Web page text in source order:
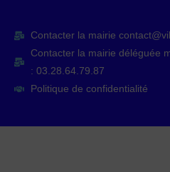
Contacter la mairie
Contacter la mairie déléguée
: 03.28.64.79.87
Politique de confidentialité